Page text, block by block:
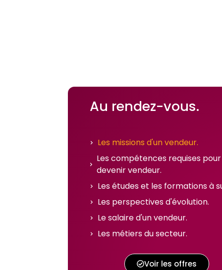
Au rendez-vous.
Les missions d'un vendeur.
Les compétences requises pour
devenir vendeur.
Les études et les formations à
Les perspectives d'évolution.
Le salaire d'un vendeur.
Les métiers du secteur.
Voir les offres